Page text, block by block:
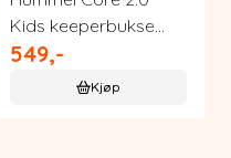
Kids keeperbukse
håndball
549,-
Kjøp